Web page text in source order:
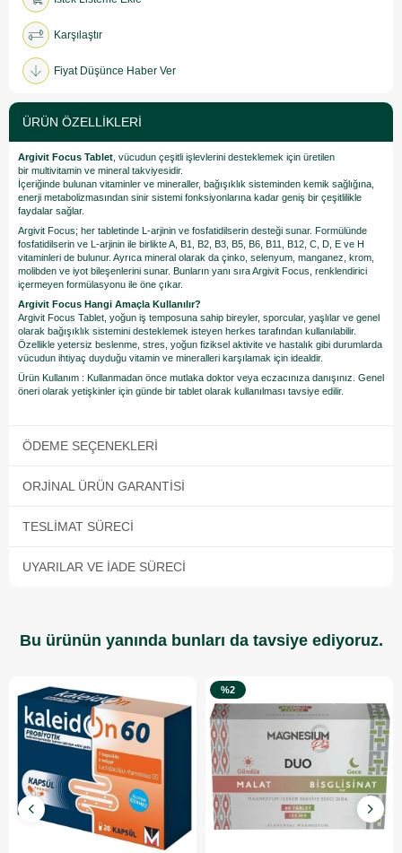
Karşılaştır
Fiyat Düşünce Haber Ver
ÜRÜN ÖZELLIKLERI
Argivit Focus Tablet , vücudun çeşitli işlevlerini desteklemek için üretilen
bir multivitamin ve mineral takviyesidir.
İçeriğinde bulunan vitaminler ve mineraller, bağışıklık sisteminden kemik sağlığına,
enerji metabolizmasından sinir sistemi fonksiyonlarına kadar geniş bir çeşitlilikle
faydalar sağlar.
Argivit Focus; her tabletinde L-arjinin ve fosfatidilserin desteği sunar. Formülünde
fosfatidilserin ve L-arjinin ile birlikte A, B1, B2, B3, B5, B6, B11, B12, C, D, E ve H
vitaminleri de bulunur. Ayrıca mineral olarak da çinko, selenyum, manganez, krom,
molibden ve iyot bileşenlerini sunar. Bunların yanı sıra Argivit Focus, renklendirici
içermeyen formülasyonu ile öne çıkar.
Argivit Focus Hangi Amaçla Kullanılır?
Argivit Focus Tablet, yoğun iş temposuna sahip bireyler, sporcular, yaşlılar ve genel
olarak bağışıklık sistemini desteklemek isteyen herkes tarafından kullanılabilir.
Özellikle yetersiz beslenme, stres, yoğun fiziksel aktivite ve hastalık gibi durumlarda
vücudun ihtiyaç duyduğu vitamin ve mineralleri karşılamak için idealdir.
Ürün Kullanım : Kullanmadan önce mutlaka doktor veya eczacınıza danışınız. Genel
öneri olarak yetişkinler için günde bir tablet olarak kullanılması tavsiye edilir.
ÖDEME SEÇENEKLERI
ORJINAL ÜRÜN GARANTISI
TESLIMAT SÜRECI
UYARILAR VE İADE SÜRECI
Bu ürünün yanında bunları da tavsiye ediyoruz.
%2